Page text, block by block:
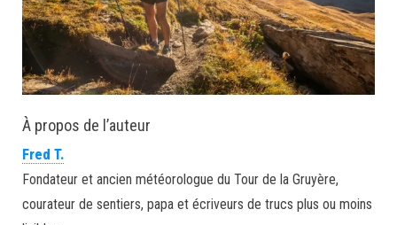
À propos de l’auteur
Fred T.
Fondateur et ancien météorologue du Tour de la Gruyère,
courateur de sentiers, papa et écriveurs de trucs plus ou moins